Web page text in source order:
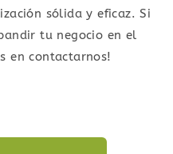
sólida y eficaz. Si
tu negocio en el
en contactarnos!